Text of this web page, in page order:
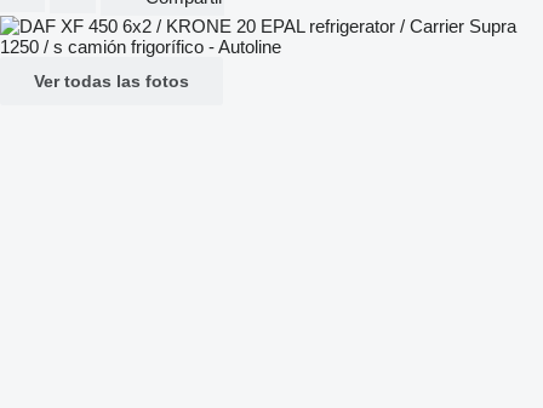
Ver todas las fotos